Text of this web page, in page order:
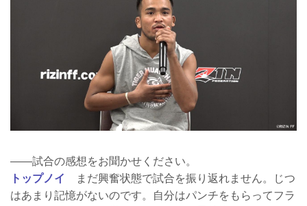
――試合の感想をお聞かせください。
トップノイ
まだ興奮状態で試合を振り返れません。じつ
はあまり記憶がないのです。自分はパンチをもらってフラ